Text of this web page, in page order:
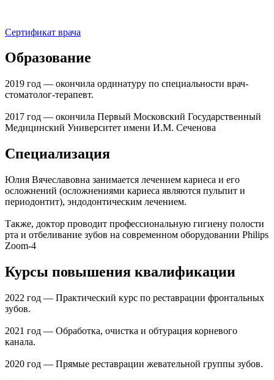
Сертификат врача
Образование
2019 год — окончила ординатуру по специальности врач-
стоматолог-терапевт.
2017 год — окончила Первый Московский Государственный
Медицинский Университет имени И.М. Сеченова
Специализация
Юлия Вячеславовна занимается лечением кариеса и его
осложнений (осложнениями кариеса являются пульпит и
периодонтит), эндодонтическим лечением.
Также, доктор проводит профессиональную гигиену полости
рта и отбеливание зубов на современном оборудовании Philips
Zoom-4
Курсы повышения квалификации
2022 год — Практический курс по реставрации фронтальных
зубов.
2021 год — Обработка, очистка и обтурация корневого
канала.
2020 год — Прямые реставрации жевательной группы зубов.